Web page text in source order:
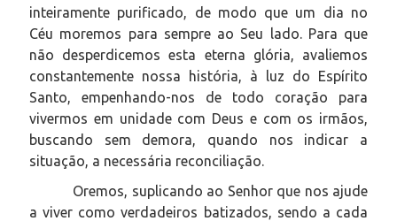
inteiramente purificado, de modo que um dia no
Céu moremos para sempre ao Seu lado. Para que
não desperdicemos esta eterna glória, avaliemos
constantemente nossa história, à luz do Espírito
Santo, empenhando-nos de todo coração para
vivermos em unidade com Deus e com os irmãos,
buscando sem demora, quando nos indicar a
situação, a necessária reconciliação.
Oremos, suplicando ao Senhor que nos ajude
a viver como verdadeiros batizados, sendo a cada